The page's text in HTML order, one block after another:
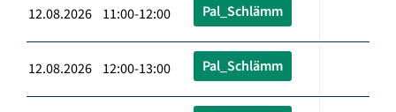
12.08.2026 11:00-12:00 Pal_Schlämm
12.08.2026 12:00-13:00 Pal_Schlämm